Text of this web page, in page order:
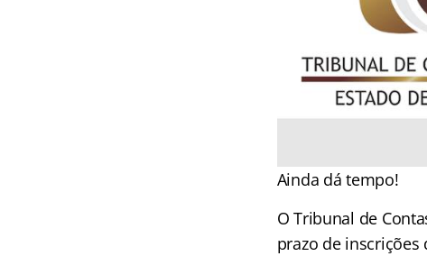
Ainda dá tempo!
O Tribunal de
prazo de inscrições